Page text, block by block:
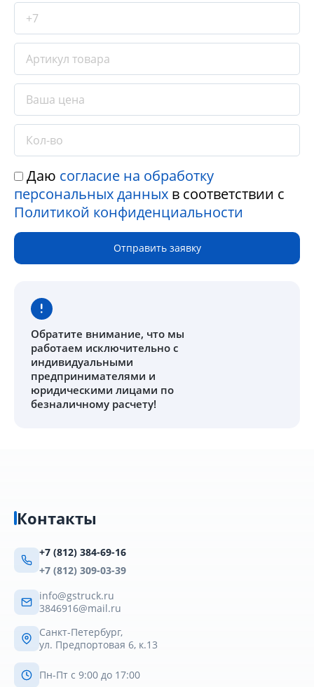
Даю согласие на обработку
персональных данных в соответствии с
Политикой конфиденциальности
Отправить заявку
Обратите внимание, что мы
работаем исключительно с
индивидуальными
предпринимателями и
юридическими лицами по
безналичному расчету!
Контакты
+7 (812) 384-69-16
+7 (812) 309-03-39
info@gstruck.ru
3846916@mail.ru
Санкт-Петербург,
ул. Предпортовая 6, к.13
Пн-Пт с 9:00 до 17:00